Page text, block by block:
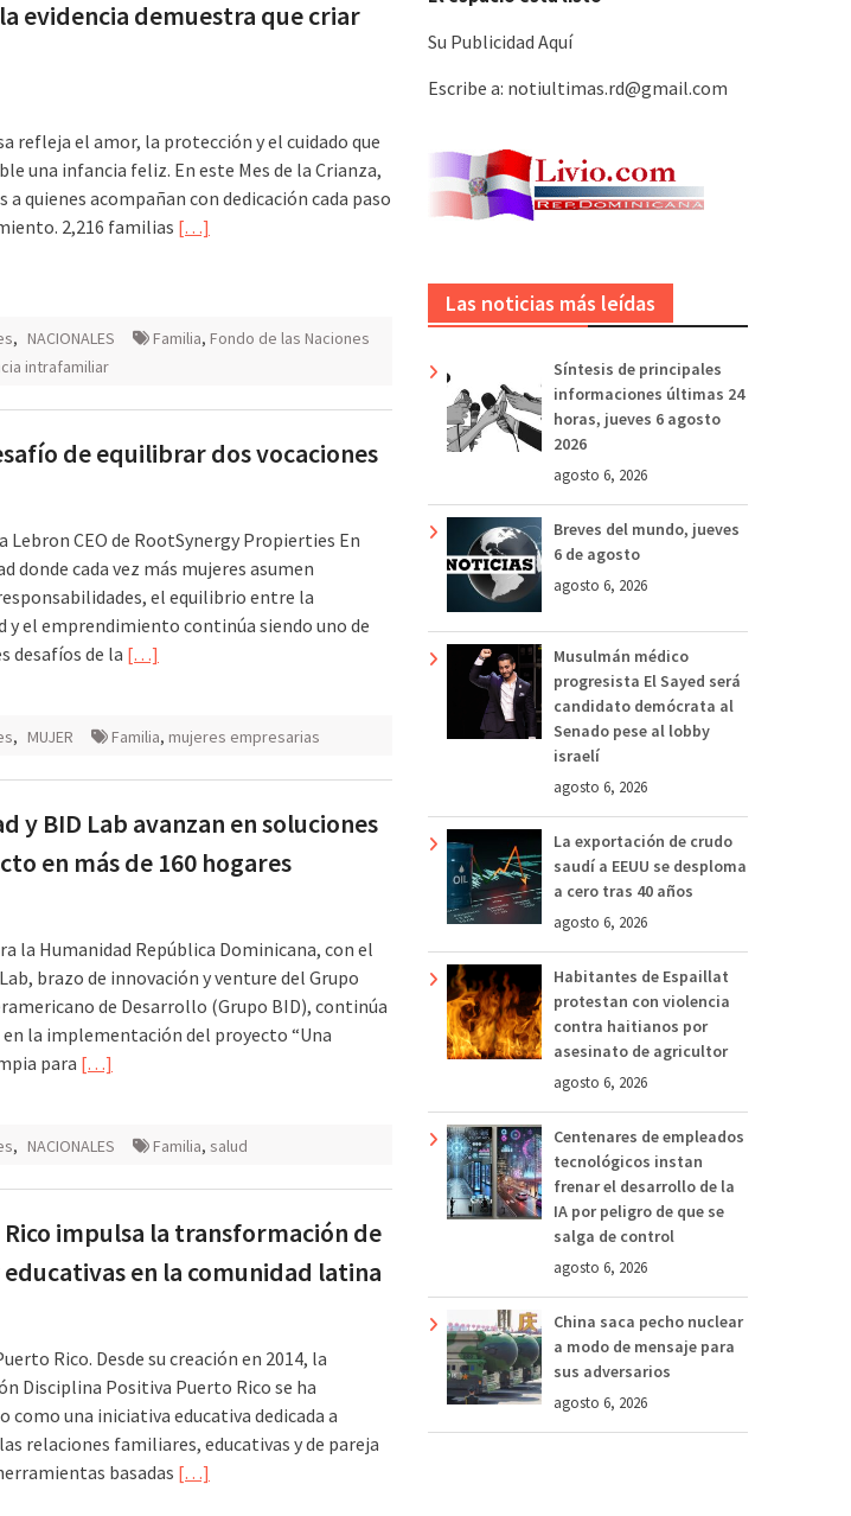
la evidencia demuestra que criar
refleja el amor, la protección y el cuidado que
una infancia feliz. En este Mes de la Crianza,
a quienes acompañan con dedicación cada paso
2,216 familias […]
, NACIONALES Familia, Fondo de las Naciones
intrafamiliar
de equilibrar dos vocaciones
Lebron CEO de RootSynergy Propierties En
donde cada vez más mujeres asumen
el equilibrio entre la
y el emprendimiento continúa siendo uno de
desafíos de la […]
, MUJER Familia, mujeres empresarias
y BID Lab avanzan en soluciones
en más de 160 hogares
la Humanidad República Dominicana, con el
brazo de innovación y venture del Grupo
de Desarrollo (Grupo BID), continúa
en la implementación del proyecto “Una
para […]
, NACIONALES Familia, salud
impulsa la transformación de
en la comunidad latina
Rico. Desde su creación en 2014, la
Disciplina Positiva Puerto Rico se ha
como una iniciativa educativa dedicada a
relaciones familiares, educativas y de pareja
basadas […]
Su Publicidad Aquí
Escribe a: notiultimas.rd@gmail.com
Las noticias más leídas
Síntesis de principales
informaciones últimas 24
horas, jueves 6 agosto
2026
agosto 6, 2026
Breves del mundo, jueves
6 de agosto
agosto 6, 2026
Musulmán médico
progresista El Sayed será
candidato demócrata al
Senado pese al lobby
israelí
agosto 6, 2026
La exportación de crudo
saudí a EEUU se desploma
a cero tras 40 años
agosto 6, 2026
Habitantes de Espaillat
protestan con violencia
contra haitianos por
asesinato de agricultor
agosto 6, 2026
Centenares de empleados
tecnológicos instan
frenar el desarrollo de la
IA por peligro de que se
salga de control
agosto 6, 2026
China saca pecho nuclear
a modo de mensaje para
sus adversarios
agosto 6, 2026